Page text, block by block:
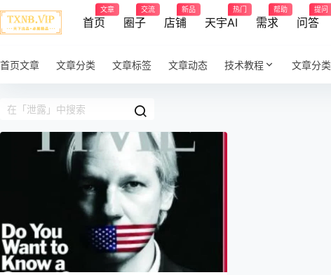
首页
文章
圈子
交流
店铺
新品
天宇AI
热门
需求
帮助
问答
提问
首页文章 文章分类 文章标签 文章动态 技术教程 文章分类